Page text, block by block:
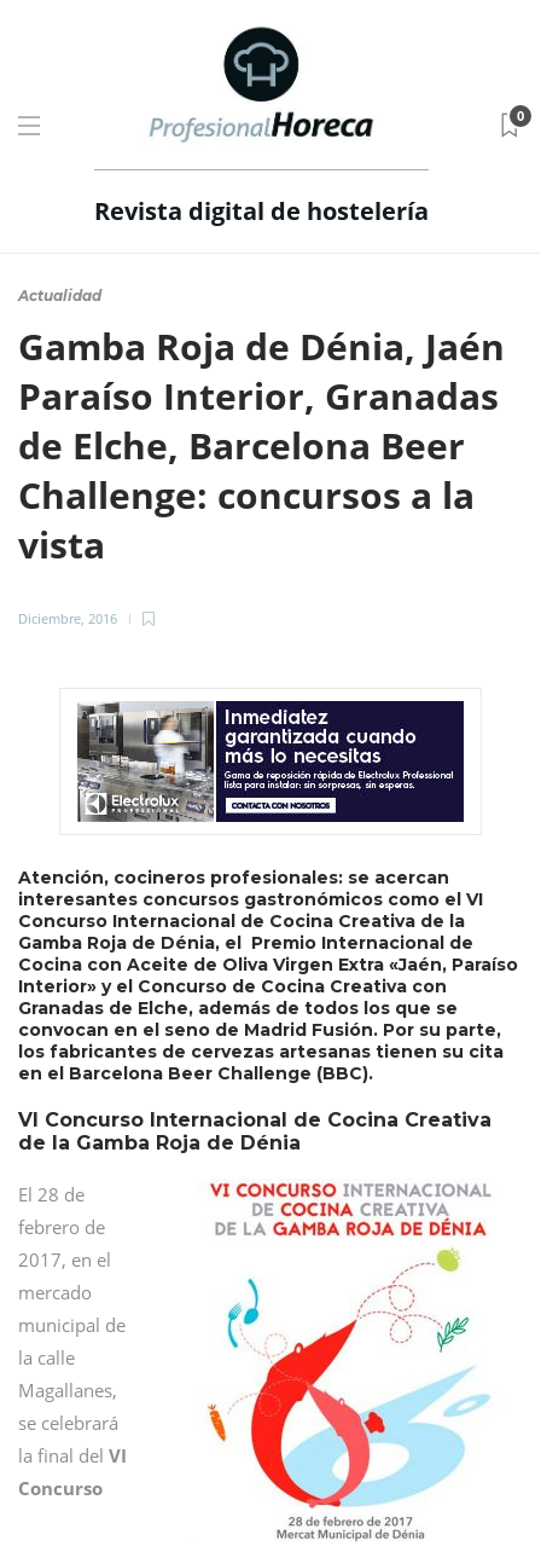
Revista digital de hostelería
0
Actualidad
Gamba Roja de Dénia, Jaén
Paraíso Interior, Granadas
de Elche, Barcelona Beer
Challenge: concursos a la
vista
Diciembre, 2016
Atención, cocineros profesionales: se acercan
interesantes concursos gastronómicos como el VI
Concurso Internacional de Cocina Creativa de la
Gamba Roja de Dénia, el Premio Internacional de
Cocina con Aceite de Oliva Virgen Extra «Jaén, Paraíso
Interior» y el Concurso de Cocina Creativa con
Granadas de Elche, además de todos los que se
convocan en el seno de Madrid Fusión. Por su parte,
los fabricantes de cervezas artesanas tienen su cita
en el Barcelona Beer Challenge (BBC).
VI Concurso Internacional de Cocina Creativa
de la Gamba Roja de Dénia
El 28 de
febrero de
2017, en el
mercado
municipal de
la calle
Magallanes,
se celebrará
la final del VI
Concurso